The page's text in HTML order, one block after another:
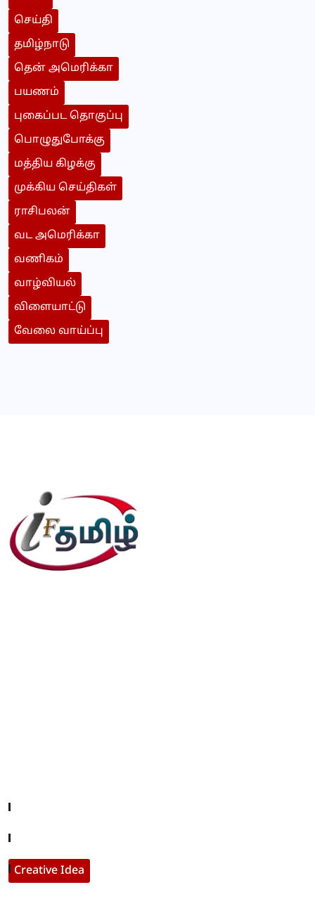
செய்தி
தமிழ்நாடு
தென் அமெரிக்கா
பயணம்
புகைப்பட தொகுப்பு
பொழுதுபோக்கு
மத்திய கிழக்கு
முக்கிய செய்திகள்
ராசிபலன்
வட அமெரிக்கா
வணிகம்
வாழ்வியல்
விளையாட்டு
வேலை வாய்ப்பு
Creative Idea